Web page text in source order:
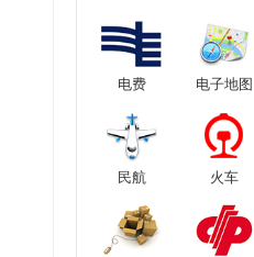
电费 电子地图
民航 火车